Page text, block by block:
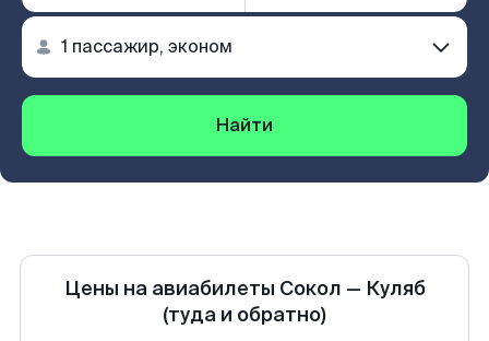
Найти
Цены на авиабилеты Сокол — Куляб
(туда и обратно)